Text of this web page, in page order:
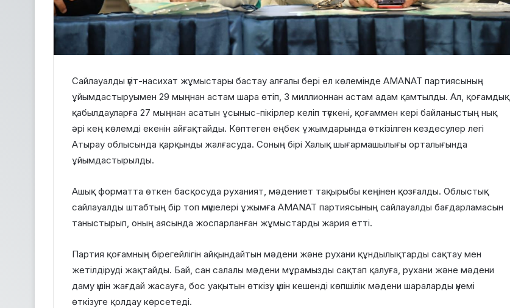
Сайлауалды үгіт-насихат жұмыстары бастау алғалы бері ел көлемінде AMANAT партиясының
ұйымдастыруымен 29 мыңнан астам шара өтіп, 3 миллионнан астам адам қамтылды. Ал, қоғамдық
қабылдауларға 27 мыңнан асатын ұсыныс-пікірлер келіп түскені, қоғаммен кері байланыстың нық
әрі кең көлемді екенін айғақтайды. Көптеген еңбек ұжымдарында өткізілген кездесулер легі
Атырау облысында қарқынды жалғасуда. Соның бірі Халық шығармашылығы орталығында
ұйымдастырылды.
Ашық форматта өткен басқосуда руханият, мәдениет тақырыбы кеңінен қозғалды. Облыстық
сайлауалды штабтың бір топ мүшелері ұжымға AMANAT партиясының сайлауалды бағдарламасын
таныстырып, оның аясында жоспарланған жұмыстарды жария етті.
Партия қоғамның бірегейлігін айқындайтын мәдени және рухани құндылықтарды сақтау мен
жетілдіруді жақтайды. Бай, сан салалы мәдени мұрамызды сақтап қалуға, рухани және мәдени
даму үшін жағдай жасауға, бос уақытын өткізу үшін кешенді көпшілік мәдени шараларды үнемі
өткізуге қолдау көрсетеді.